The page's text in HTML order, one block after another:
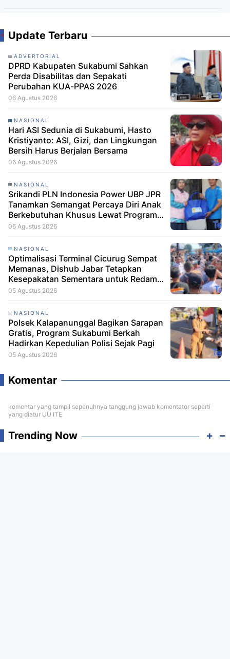
Update Terbaru
ADVERTORIAL
DPRD Kabupaten Sukabumi Sahkan
Perda Disabilitas dan Sepakati
Perubahan KUA-PPAS 2026
06 Agustus 2026
NASIONAL
Hari ASI Sedunia di Sukabumi, Hasto
Kristiyanto: ASI, Gizi, dan Lingkungan
Bersih Harus Berjalan Bersama
06 Agustus 2026
NASIONAL
Srikandi PLN Indonesia Power UBP JPR
Tanamkan Semangat Percaya Diri Anak
Berkebutuhan Khusus Lewat Program
Srikandi Mengajar
06 Agustus 2026
NASIONAL
Optimalisasi Terminal Cicurug Sempat
Memanas, Dishub Jabar Tetapkan
Kesepakatan Sementara untuk Redam
Ketegangan
05 Agustus 2026
NASIONAL
Polsek Kalapanunggal Bagikan Sarapan
Gratis, Program Sukabumi Berkah
Hadirkan Kepedulian Polisi Sejak Pagi
05 Agustus 2026
Komentar
komentar yang tampil sepenuhnya tanggung jawab komentator seperti
yang diatur UU ITE
Trending Now